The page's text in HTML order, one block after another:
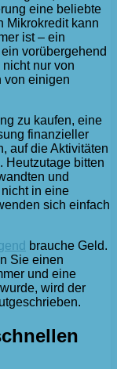
eine beliebte
Mikrokredit kann
ist – ein
vorübergehend
nur von
von einigen
zu kaufen, eine
finanzieller
auf die Aktivitäten
Heutzutage bitten
und
in eine
sich einfach
brauche Geld.
Sie einen
und eine
wird der